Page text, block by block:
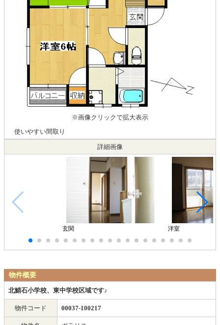
※画像クリックで拡大表示
使いやすい間取り
詳細画像
玄関 洋室
物件概要
北鯖石小学校、東中学校区域です♪
物件コード 00037-100217